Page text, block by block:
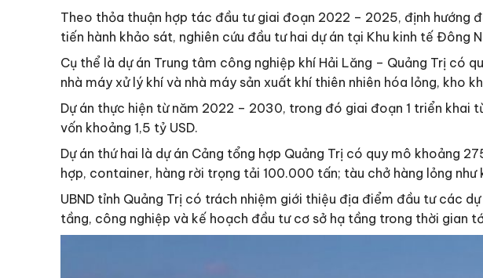
Theo thỏa thuận hợp tác đầu tư giai đoạn 2022 – 2025, định hướng
tiến hành khảo sát, nghiên cứu đầu tư hai dự án tại Khu kinh tế Đông
Cụ thể là dự án Trung tâm công nghiệp khí Hải Lăng – Quảng Trị có
nhà máy xử lý khí và nhà máy sản xuất khí thiên nhiên hóa lỏng, kho
Dự án thực hiện từ năm 2022 – 2030, trong đó giai đoạn 1 triển
vốn khoảng 1,5 tỷ USD.
Dự án thứ hai là dự án Cảng tổng hợp Quảng Trị có quy mô khoảng
hợp, container, hàng rời trọng tải 100.000 tấn; tàu chở hàng lỏng
UBND tỉnh Quảng Trị có trách nhiệm giới thiệu địa điểm đầu tư các
tầng, công nghiệp và kế hoạch đầu tư cơ sở hạ tầng trong thời gian